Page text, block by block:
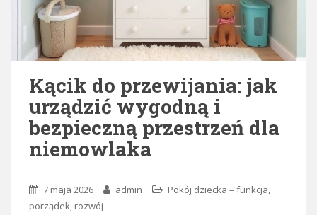
Kącik do przewijania: jak
urządzić wygodną i
bezpieczną przestrzeń dla
niemowlaka
7 maja 2026 admin
Pokój dziecka – funkcja,
porządek, rozwój